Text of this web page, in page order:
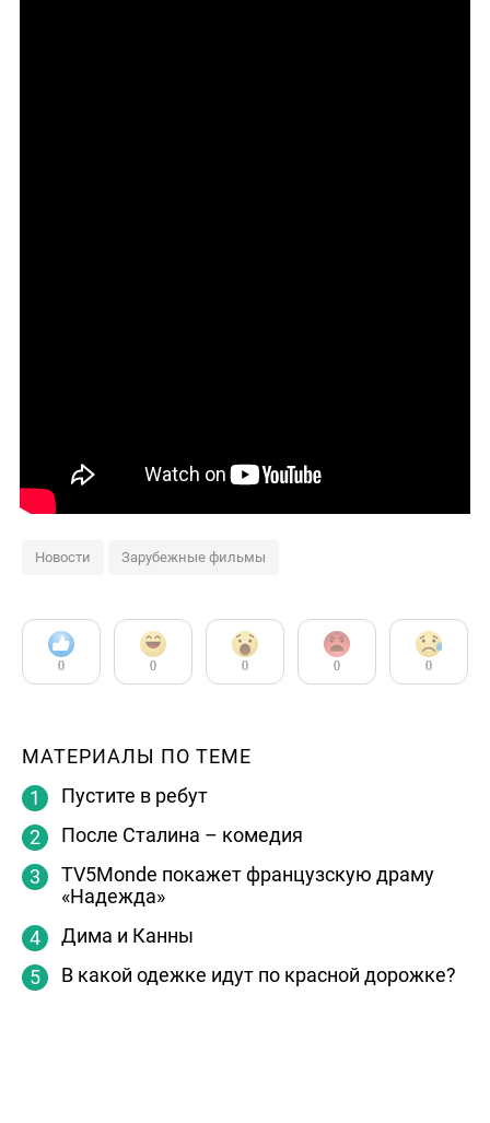
Новости Зарубежные фильмы
0 0 0 0 0
МАТЕРИАЛЫ ПО ТЕМЕ
Пустите в ребут
После Сталина – комедия
TV5Monde покажет французскую драму
«Надежда»
Дима и Канны
В какой одежке идут по красной дорожке?